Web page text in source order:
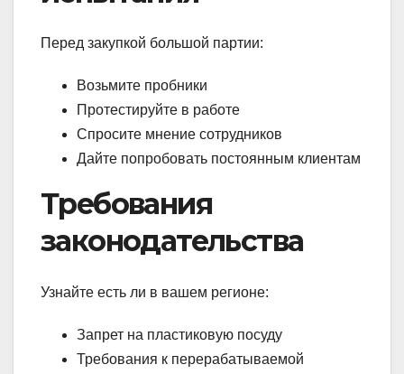
Перед закупкой большой партии:
Возьмите пробники
Протестируйте в работе
Спросите мнение сотрудников
Дайте попробовать постоянным клиентам
Требования
законодательства
Узнайте есть ли в вашем регионе:
Запрет на пластиковую посуду
Требования к перерабатываемой